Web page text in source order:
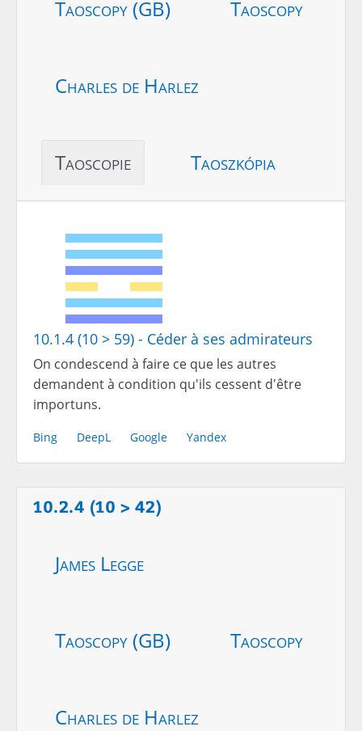
Taoscopy (GB) Taoscopy
Charles de Harlez
Taoscopie Taoszkópia
10.1.4 (10 > 59) - Céder à ses admirateurs
On condescend à faire ce que les autres
demandent à condition qu'ils cessent d'être
importuns.
Bing DeepL Google Yandex
10.2.4 (10 > 42)
James Legge
Taoscopy (GB) Taoscopy
Charles de Harlez